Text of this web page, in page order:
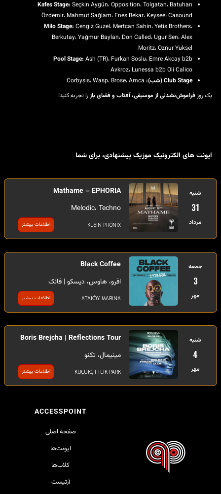
Kafes Stage: Seçkin Aygün، Opposition، Tolgatan، Batuhan
Özdemir، Mahmut Sağlam، Enes Bekar، Keysee، Casound
Milo Stage: Cengiz Guzel، Mertcan Sahin، Yetis Brothers،
Berkutay، Yağmur Baylan، Don Called، Ugur Sen، Alex
Moritz، Oznur Yuksel
Pool Stage: Ash (TR)، Furkan Soslu، Emre Akcay b2b
Avkroz، Lunessa b2b Oli Calico
Club Stage (شب):
یک روز فراموش‌نشدنی از موسیقی، آفتاب و فضای بازرا تجربه کنید!
ایونت های الکترونیک موزیک پیشنهادی، برای شما
شنبه
31
مرداد
Mathame – EPHORIA
Melodic، Techno
KLEIN PHÖNIX اطلاعات بیشتر
جمعه
3
مهر
Black Coffee
افرو، هاوس، دیسکو | فانک
ATAKÖY MARINA اطلاعات بیشتر
شنبه
4
مهر
Boris Brejcha | Reflections Tour
مینیمال، تکنو
KÜÇÜKÇIFTLIK PARK اطلاعات بیشتر
ACCESSPOINT
صفحه اصلی
ایونت‌ها
کلاب‌ها
آرتیست